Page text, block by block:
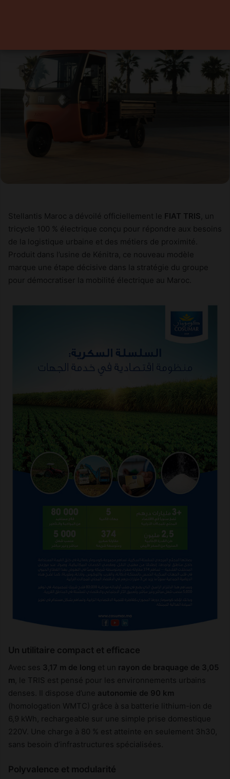
Stellantis Maroc a dévoilé officiellement le FIAT TRIS , un
tricycle 100 % électrique conçu pour répondre aux besoins
de la logistique urbaine et des métiers de proximité.
Produit dans l’usine de Kénitra, ce nouveau modèle
marque une étape décisive dans la stratégie du groupe
pour démocratiser la mobilité électrique au Maroc.
Un utilitaire compact et efficace
Avec ses 3,17 m de long et un rayon de braquage de 3,05
m , le TRIS est pensé pour les environnements urbains
denses. Il dispose d’une autonomie de 90 km
(homologation WMTC) grâce à sa batterie lithium-ion de
6,9 kWh, rechargeable sur une simple prise domestique
220V. Une charge à 80 % est atteinte en seulement 3h30,
sans besoin d’infrastructures spécialisées.
Polyvalence et modularité